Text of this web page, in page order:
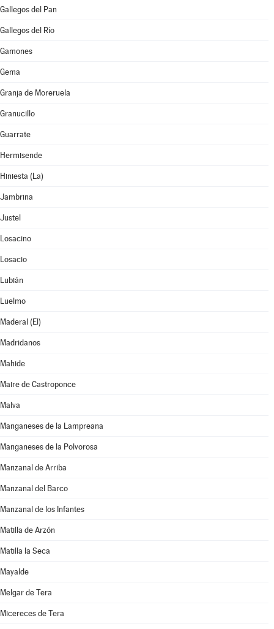
Gallegos del Pan
Gallegos del Río
Gamones
Gema
Granja de Moreruela
Granucillo
Guarrate
Hermisende
Hiniesta (La)
Jambrina
Justel
Losacino
Losacio
Lubián
Luelmo
Maderal (El)
Madridanos
Mahide
Maire de Castroponce
Malva
Manganeses de la Lampreana
Manganeses de la Polvorosa
Manzanal de Arriba
Manzanal del Barco
Manzanal de los Infantes
Matilla de Arzón
Matilla la Seca
Mayalde
Melgar de Tera
Micereces de Tera